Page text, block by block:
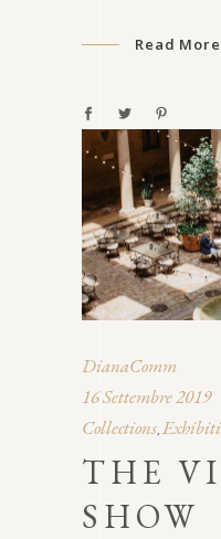
Read More
DianaComm
16 Settembre 2019
Collections,
THE
SHOW